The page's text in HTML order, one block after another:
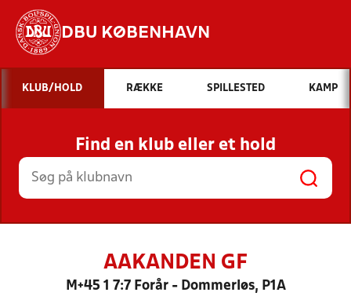
DBU KØBENHAVN
Hvad vil du søge efter?
INDHOLD OG NYHEDER
STILLINGER, RESULTATER, KLUBBER OG
HOLD
KLUB/HOLD RÆKKE SPILLESTED KAMP
Find en klub eller et hold
AAKANDEN GF
M+45 1 7:7 Forår - Dommerløs, P1A